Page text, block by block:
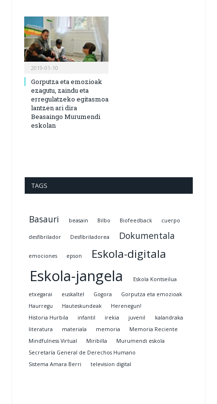
2019-01-10
Gorputza eta emozioak
ezagutu, zaindu eta
erregulatzeko egitasmoa
lantzen ari dira
Beasaingo Murumendi
eskolan
TAGS
Basauri beasain Bilbo Biofeedback cuerpo
desfibrilador Desfibriladorea Dokumentala
emociones epson Eskola-digitala
Eskola-jangela Eskola Kontseilua
etxegarai euskaltel Gogora
Gorputza eta emozioak
Haurregu
Hauteskundeak
Herenegun!
Historia Hurbila
infantil irekia juvenil
kalandraka
literatura
materiala memoria
Memoria Reciente
Mindfulness Virtual
Miribilla
Murumendi eskola
Secretaría General de Derechos Humano
Sistema Amara Berri
television digital